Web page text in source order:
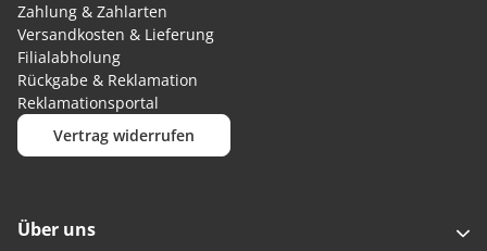
Zahlung & Zahlarten
Versandkosten & Lieferung
Filialabholung
Rückgabe & Reklamation
Reklamationsportal
Vertrag widerrufen
Über uns